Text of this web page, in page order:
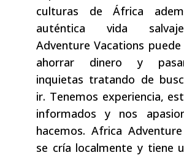
culturas de África
auténtica vida
Adventure Vacations puede
ahorrar dinero y
inquietas tratando de
ir. Tenemos experiencia,
informados y nos
hacemos. Africa
se cría localmente y tiene